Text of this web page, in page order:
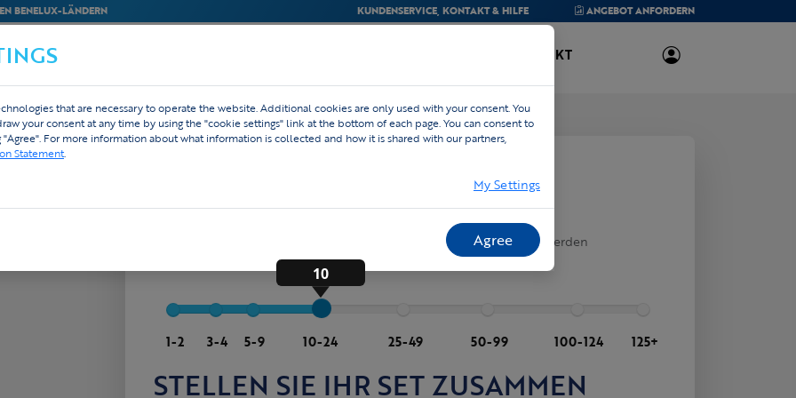
BENELUX-LÄNDERN KUNDENSERVICE, KONTAKT & HILFE ANGEBOTANFORDERN
BEDRIJVEN KONTAKT
nach
WIE VIELE ATHLETEN HAT IHR TEAM?
Größen, Damen/Herren/Kinder-Modelle können später festgelegt werden
10
1-2 3-4 5-9 10-24 25-49 50-99 100-124 125+
STELLEN SIE IHR SET ZUSAMMEN
that are necessary to operate the website. Additional cookies are only used with your consent. You
your consent at any time by using the "cookie settings" link at the bottom of each page. You can consent to
For more information about what information is collected and how it is shared with our partners,
Statement.
My Settings
Agree